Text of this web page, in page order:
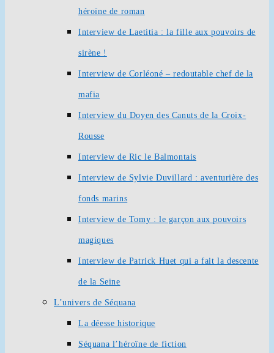
héroïne de roman
Interview de Laetitia : la fille aux pouvoirs de
sirène !
Interview de Corléoné – redoutable chef de la
mafia
Interview du Doyen des Canuts de la Croix-
Rousse
Interview de Ric le Balmontais
Interview de Sylvie Duvillard : aventurière des
fonds marins
Interview de Tomy : le garçon aux pouvoirs
magiques
Interview de Patrick Huet qui a fait la descente
de la Seine
L’univers de Séquana
La déesse historique
Séquana l’héroïne de fiction